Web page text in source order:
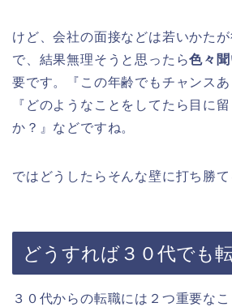
けど、会社の面接などは若いかた
で、結果無理そうと思ったら色々
要です。『この年齢でもチャンス
『どのようなことをしてたら目に
か？』などですね。
ではどうしたらそんな壁に打ち勝
どうすれば３０代でも
３０代からの転職には２つ重要な